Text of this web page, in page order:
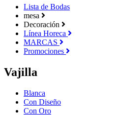
Lista de Bodas
mesa
Decoración
Línea Horeca
MARCAS
Promociones
Vajilla
Blanca
Con Diseño
Con Oro